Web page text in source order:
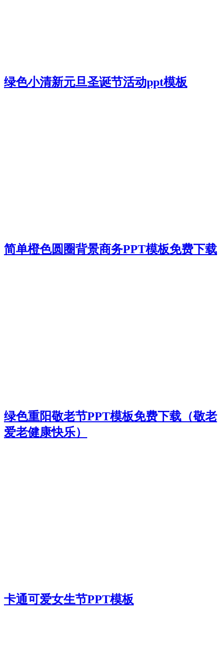
绿色小清新元旦圣诞节活动ppt模板
简单橙色圆圈背景商务PPT模板免费下载
绿色重阳敬老节PPT模板免费下载（敬老
爱老健康快乐）
卡通可爱女生节PPT模板